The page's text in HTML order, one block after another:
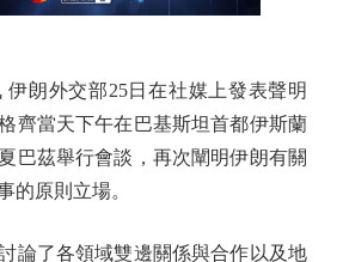
朗外交部25日在社媒上發表聲明
齊當天下午在巴基斯坦首都伊斯蘭
巴茲舉行會談，再次闡明伊朗有關
的原則立場。
了各領域雙邊關係與合作以及地